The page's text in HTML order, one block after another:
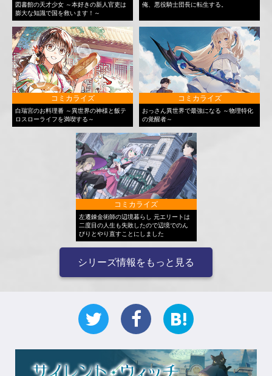
図書館の天才少女 ～本好きの新人官吏は
膨大な知識で国を救います！～
俺、悪役騎士団長に転生する。
コミカライズ
白瑞宮のお料理番 ～異世界の神様と飯テ
ロスローライフを満喫する～
コミカライズ
おっさん異世界で最強になる ～物理特化
の覚醒者～
コミカライズ
左遷錬金術師の辺境暮らし 元エリートは
二度目の人生も失敗したので辺境でのん
びりとやり直すことにしました
シリーズ情報をもっと見る